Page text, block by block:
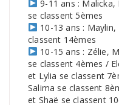
9-11 ans : Malicka,
se classent 5èmes
10-13 ans :
classent 14èmes
10-15 ans : Zélie,
se classent 4èmes /
et Lylia se classent
Salima se classent
et Shaë se classent